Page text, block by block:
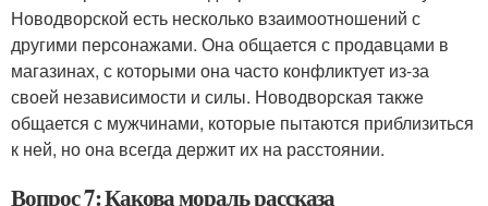
Новодворской есть несколько взаимоотношений с
другими персонажами. Она общается с продавцами в
магазинах, с которыми она часто конфликтует из-за
своей независимости и силы. Новодворская также
общается с мужчинами, которые пытаются приблизиться
к ней, но она всегда держит их на расстоянии.
Вопрос 7: Какова мораль рассказа